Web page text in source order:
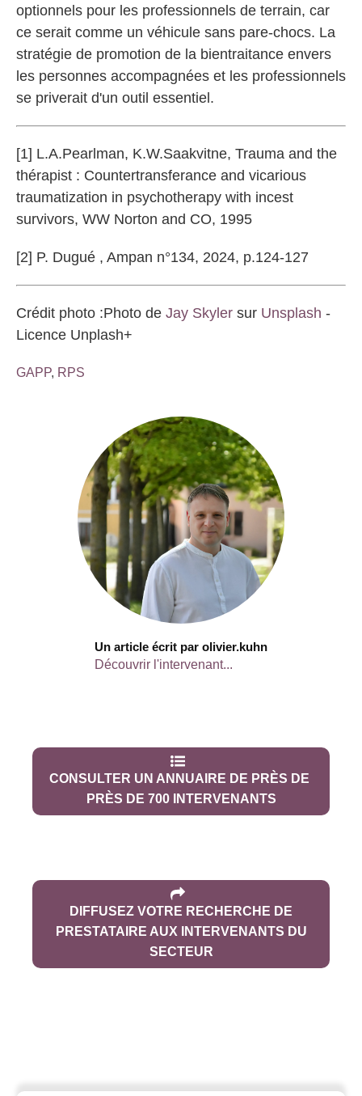
optionnels pour les professionnels de terrain, car
ce serait comme un véhicule sans pare-chocs. La
stratégie de promotion de la bientraitance envers
les personnes accompagnées et les professionnels
se priverait d'un outil essentiel.
[1] L.A.Pearlman, K.W.Saakvitne, Trauma and the
thérapist : Countertransferance and vicarious
traumatization in psychotherapy with incest
survivors, WW Norton and CO, 1995
[2] P. Dugué , Ampan n°134, 2024, p.124-127
Crédit photo :Photo de Jay Skyler sur Unsplash -
Licence Unplash+
GAPP, RPS
Un article écrit par olivier.kuhn
Découvrir l'intervenant...
CONSULTER UN ANNUAIRE DE PRÈS DE
PRÈS DE 700 INTERVENANTS
DIFFUSEZ VOTRE RECHERCHE DE
PRESTATAIRE AUX INTERVENANTS DU
SECTEUR